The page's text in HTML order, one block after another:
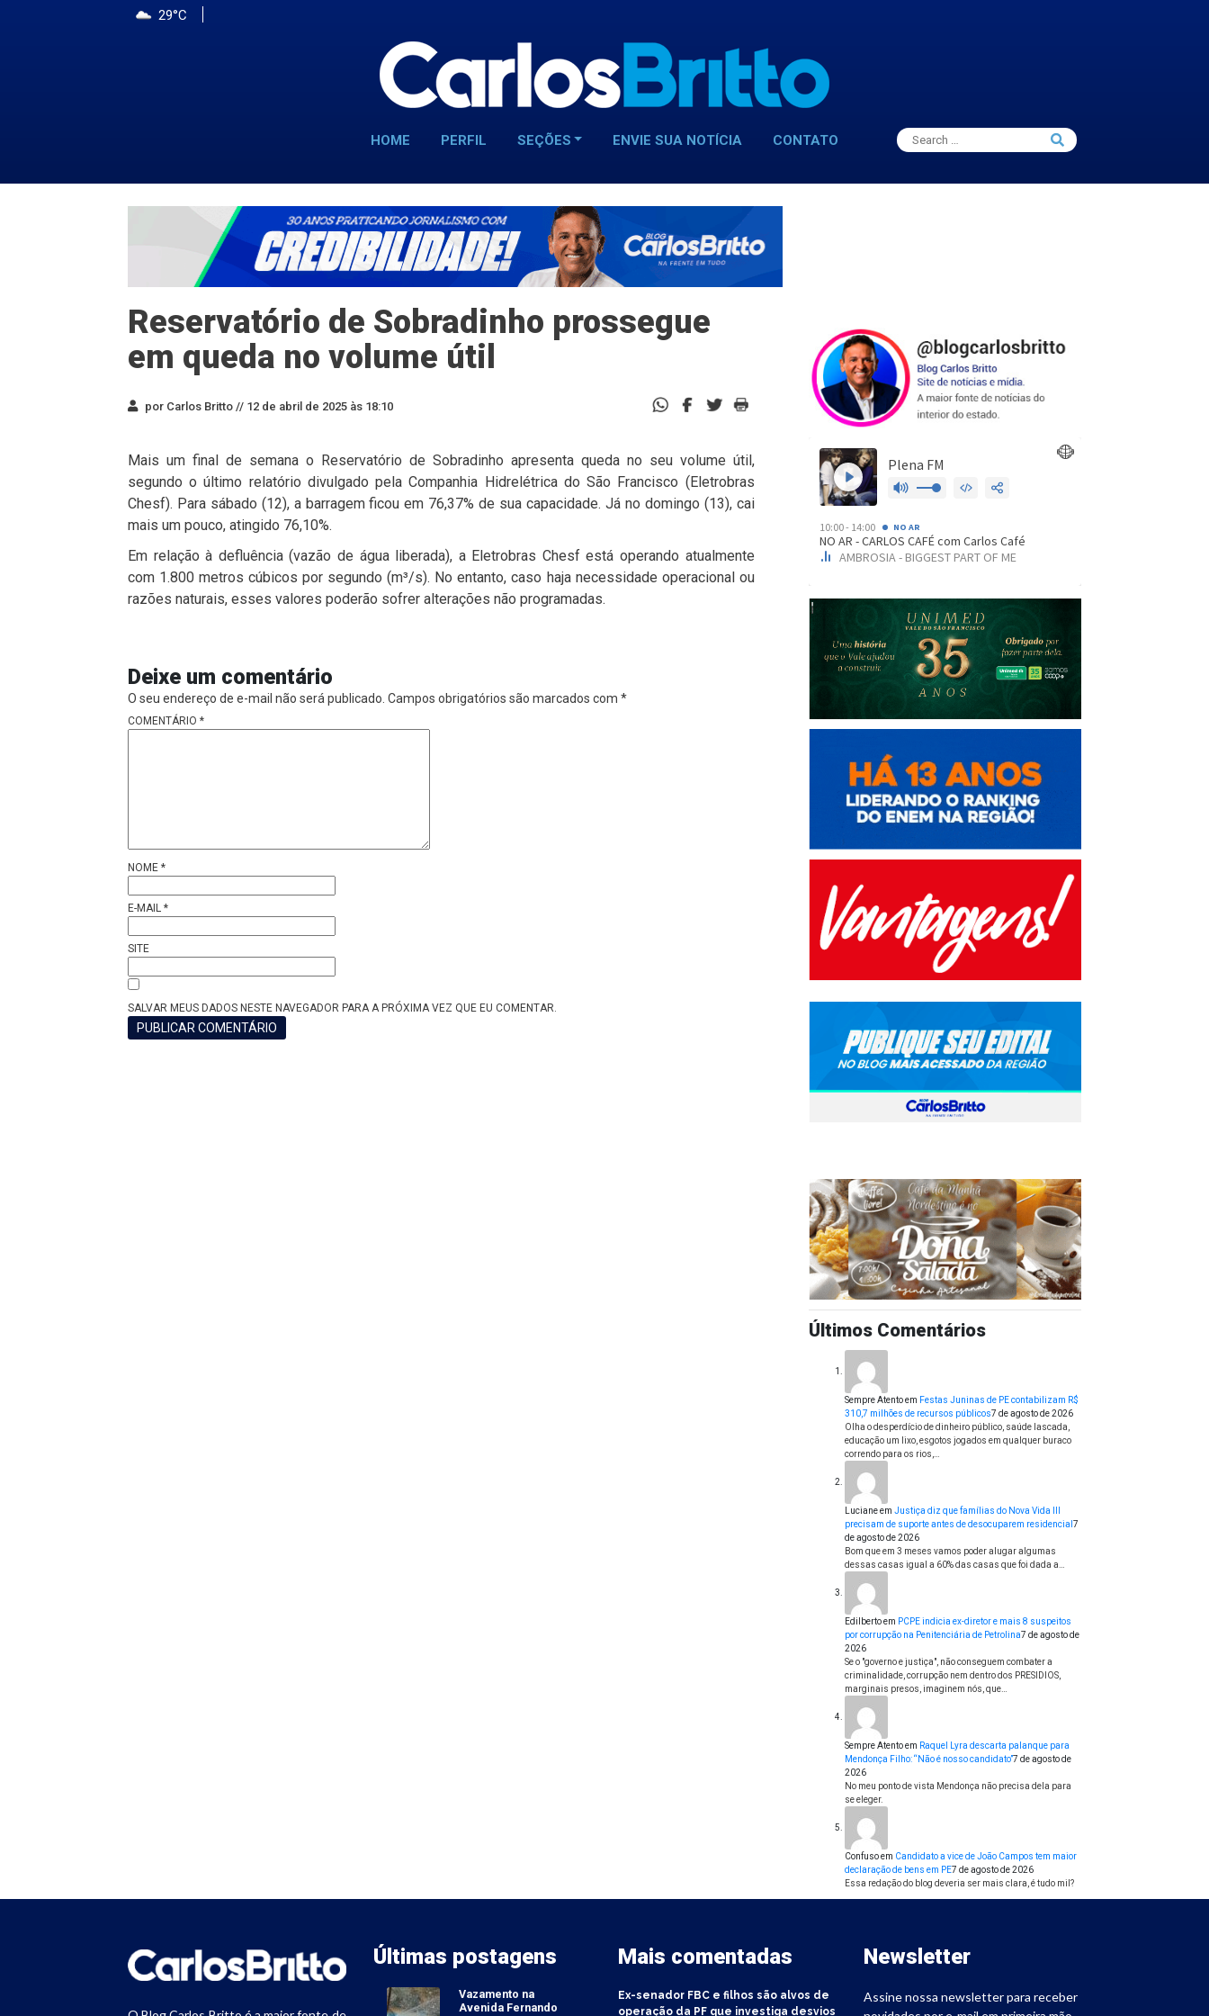
29°C
HOME PERFIL SEÇÕES ENVIE SUA NOTÍCIA CONTATO
Search
for:
Search
Reservatório de Sobradinho prossegue
em queda no volume útil
por Carlos Britto // 12 de abril de 2025 às 18:10
Mais um final de semana o Reservatório de Sobradinho apresenta queda no seu volume útil,
segundo o último relatório divulgado pela Companhia Hidrelétrica do São Francisco (Eletrobras
Chesf). Para sábado (12), a barragem ficou em 76,37% de sua capacidade. Já no domingo (13), cai
mais um pouco, atingido 76,10%.
Em relação à defluência (vazão de água liberada), a Eletrobras Chesf está operando atualmente
com 1.800 metros cúbicos por segundo (m³/s). No entanto, caso haja necessidade operacional ou
razões naturais, esses valores poderão sofrer alterações não programadas.
Deixe um comentário
O seu endereço de e-mail não será publicado. Campos obrigatórios são marcados com *
COMENTÁRIO *
NOME *
E-MAIL *
SITE
SALVAR MEUS DADOS NESTE NAVEGADOR PARA A PRÓXIMA VEZ QUE EU COMENTAR.
Últimos Comentários
Sempre Atentoem Festas Juninas de PE contabilizam R$
310,7 milhões de recursos públicos7 de agosto de 2026
Olha o desperdício de dinheiro público, saúde lascada,
educação um lixo, esgotos jogados em qualquer buraco
correndo para os rios,…
Lucianeem Justiça diz que famílias do Nova Vida III
precisam de suporte antes de desocuparem residencial 7
de agosto de 2026
Bom que em 3 meses vamos poder alugar algumas
dessas casas igual a 60% das casas que foi dada a…
Edilbertoem PCPE indicia ex-diretor e mais 8 suspeitos
por corrupção na Penitenciária de Petrolina7 de agosto de
2026
Se o "governo e justiça", não conseguem combater a
criminalidade, corrupção nem dentro dos PRESIDIOS,
marginais presos, imaginem nós, que…
Sempre Atentoem Raquel Lyra descarta palanque para
Mendonça Filho: “Não é nosso candidato”7 de agosto de
2026
No meu ponto de vista Mendonça não precisa dela para
se eleger.
Confusoem Candidato a vice de João Campos tem maior
declaração de bens em PE7 de agosto de 2026
Essa redação do blog deveria ser mais clara, é tudo mil?
Últimas postagens
Vazamento na
Avenida Fernando
Mais comentadas
Ex-senador FBC e filhos são alvos de
operação da PF que investiga desvios
Newsletter
Assine nossa newsletter para receber